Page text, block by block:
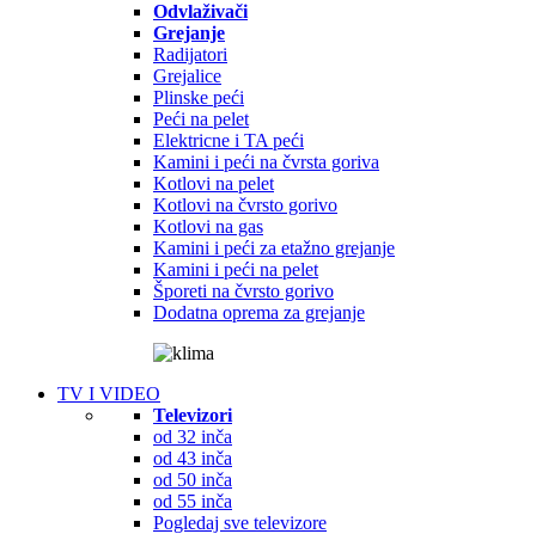
Odvlaživači
Grejanje
Radijatori
Grejalice
Plinske peći
Peći na pelet
Elektricne i TA peći
Kamini i peći na čvrsta goriva
Kotlovi na pelet
Kotlovi na čvrsto gorivo
Kotlovi na gas
Kamini i peći za etažno grejanje
Kamini i peći na pelet
Šporeti na čvrsto gorivo
Dodatna oprema za grejanje
TV I VIDEO
Televizori
od 32 inča
od 43 inča
od 50 inča
od 55 inča
Pogledaj sve televizore